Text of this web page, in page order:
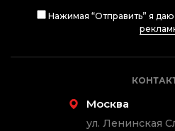
Нажимая “Отправить” я даю
Москва
ул. Ленинская